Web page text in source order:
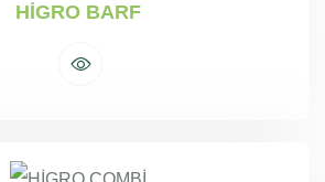
HİGRO BARF